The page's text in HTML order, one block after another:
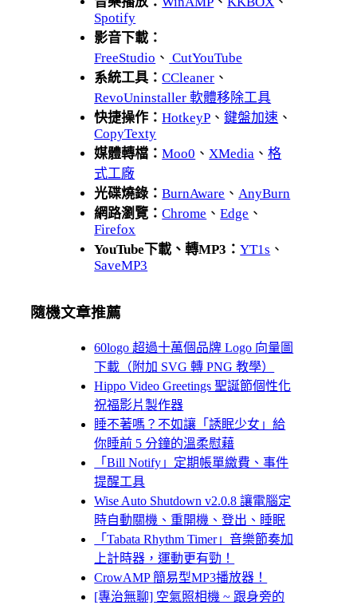
Spotify
影音下載：
FreeStudio 、 CutYouTube
系統工具：CCleaner 、
RevoUninstaller 軟體移除工具
快捷操作：HotkeyP 、鍵盤加速 、
CopyTexty
媒體轉檔：Moo0 、 XMedia 、格
式工廠
光碟燒錄：BurnAware 、 AnyBurn
網路瀏覽：Chrome 、Edge 、
Firefox
YouTube下載、轉MP3：YT1s 、
SaveMP3
隨機文章推薦
60logo 超過十萬個品牌 Logo 向量圖
下載（附加 SVG 轉 PNG 教學）
Hippo Video Greetings 聖誕節個性化
祝福影片製作器
睡不著嗎？不如讓「誘眠少女」給
你睡前 5 分鐘的溫柔慰藉
「Bill Notify」定期帳單繳費、事件
提醒工具
Wise Auto Shutdown v2.0.8 讓電腦定
時自動關機、重開機、登出、睡眠
「Tabata Rhythm Timer」音樂節奏加
上計時器，運動更有勁！
CrowAMP 簡易型MP3播放器！
[專治無聊] 空氣照相機 ~ 跟身旁的